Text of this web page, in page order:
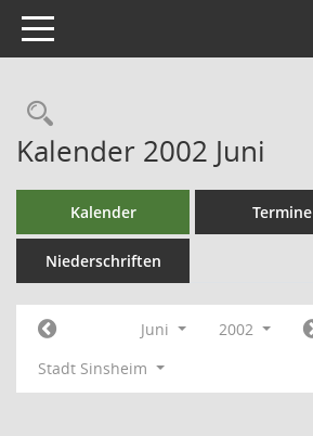
Toggle navigation
Kalender 2002 Juni
Kalender Termine
Niederschriften
Juni 2002
Stadt Sinsheim